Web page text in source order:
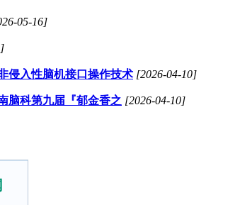
05-16]
侵入性脑机接口操作技术 [2026-04-10]
脑科第九届『郁金香之 [2026-04-10]